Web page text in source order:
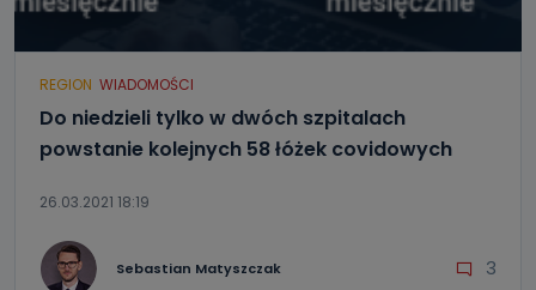
REGION WIADOMOŚCI
Do niedzieli tylko w dwóch szpitalach
powstanie kolejnych 58 łóżek covidowych
26.03.2021 18:19
Sebastian Matyszczak 3